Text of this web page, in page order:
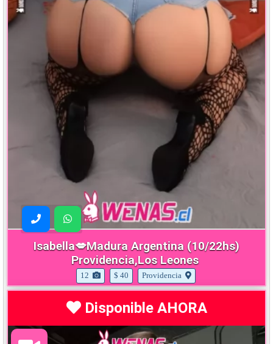
Isabella💋Madura Argentina (10/22hs)
Providencia,Los Leones
12 $ 40 Providencia
Disponible AHORA